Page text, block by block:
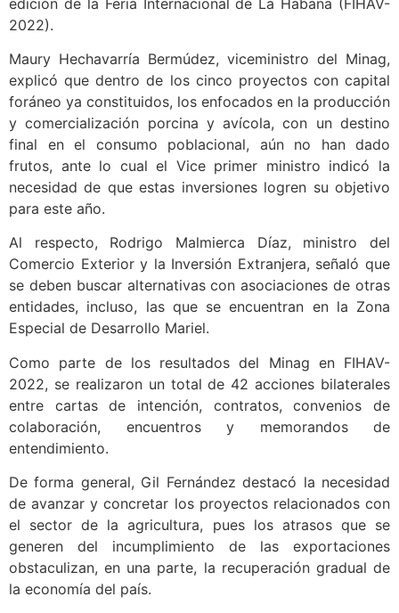
2022).
Maury Hechavarría Bermúdez, viceministro del Minag,
explicó que dentro de los cinco proyectos con capital
foráneo ya constituidos, los enfocados en la producción
y comercialización porcina y avícola, con un destino
final en el consumo poblacional, aún no han dado
frutos, ante lo cual el Vice primer ministro indicó la
necesidad de que estas inversiones logren su objetivo
para este año.
Al respecto, Rodrigo Malmierca Díaz, ministro del
Comercio Exterior y la Inversión Extranjera, señaló que
se deben buscar alternativas con asociaciones de otras
entidades, incluso, las que se encuentran en la Zona
Especial de Desarrollo Mariel.
Como parte de los resultados del Minag en FIHAV-
2022, se realizaron un total de 42 acciones bilaterales
entre cartas de intención, contratos, convenios de
colaboración, encuentros y memorandos de
entendimiento.
De forma general, Gil Fernández destacó la necesidad
de avanzar y concretar los proyectos relacionados con
el sector de la agricultura, pues los atrasos que se
generen del incumplimiento de las exportaciones
obstaculizan, en una parte, la recuperación gradual de
la economía del país.